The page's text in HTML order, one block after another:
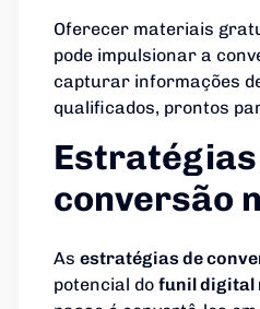
Oferecer materiais
pode impulsionar a
capturar informações
qualificados, prontos
conversão
As estratégias de
potencial do funil digital